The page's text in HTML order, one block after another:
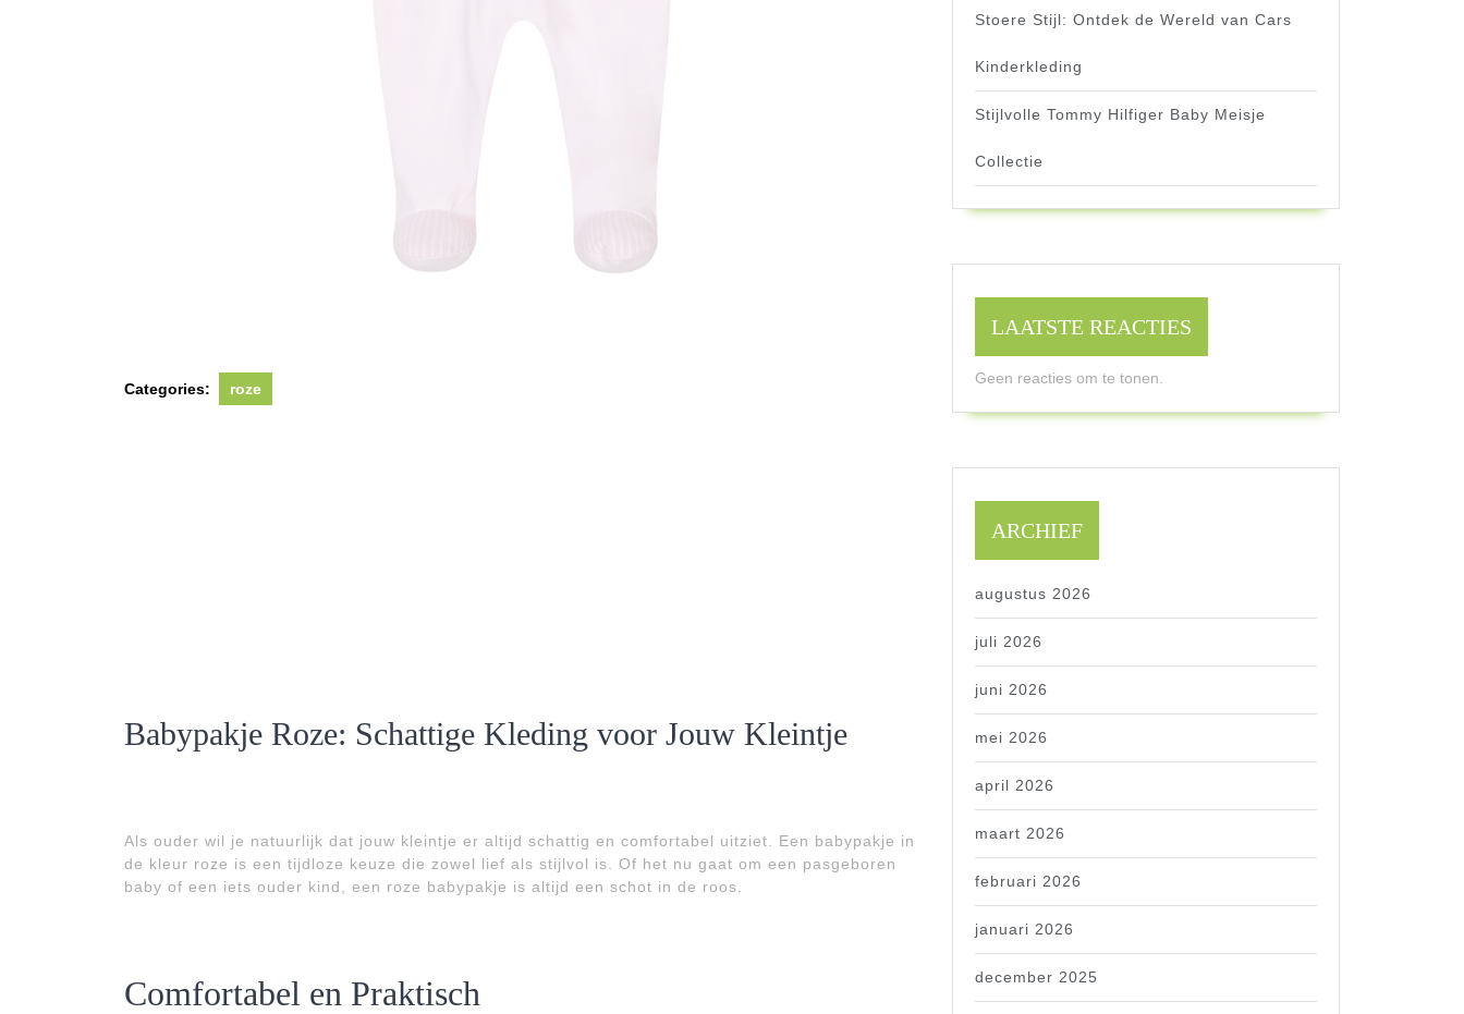
Categories: roze
Babypakje Roze: Schattige Kleding voor Jouw Kleintje
Als ouder wil je natuurlijk dat jouw kleintje er altijd schattig en comfortabel uitziet. Een babypakje in
de kleur roze is een tijdloze keuze die zowel lief als stijlvol is. Of het nu gaat om een pasgeboren
baby of een iets ouder kind, een roze babypakje is altijd een schot in de roos.
Comfortabel en Praktisch
Stoere Stijl: Ontdek de Wereld van Cars
Kinderkleding
Stijlvolle Tommy Hilfiger Baby Meisje
Collectie
LAATSTE REACTIES
Geen reacties om te tonen.
ARCHIEF
augustus 2026
juli 2026
juni 2026
mei 2026
april 2026
maart 2026
februari 2026
januari 2026
december 2025